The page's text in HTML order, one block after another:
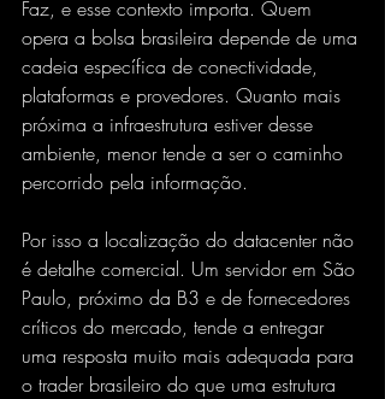
Faz, e esse contexto importa. Quem
opera a bolsa brasileira depende de uma
cadeia específica de conectividade,
plataformas e provedores. Quanto mais
próxima a infraestrutura estiver desse
ambiente, menor tende a ser o caminho
percorrido pela informação.
Por isso a localização do datacenter não
é detalhe comercial. Um servidor em São
Paulo, próximo da B3 e de fornecedores
críticos do mercado, tende a entregar
uma resposta muito mais adequada para
o trader brasileiro do que uma estrutura